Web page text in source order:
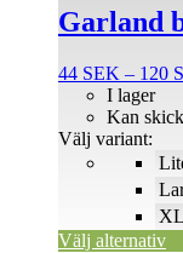
Garland
44 SEK – 120
XL
I lager
Kan
Välj variant:
Välj alternativ
produkten
har
varianter.
olika
alternativen
produktsidan